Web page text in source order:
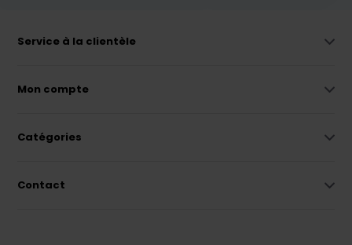
Service à la clientèle
Mon compte
Catégories
Contact